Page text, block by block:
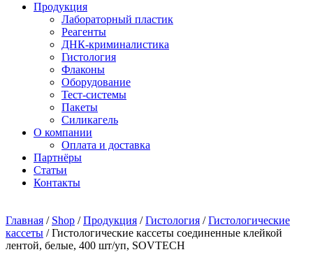
Продукция
Лабораторный пластик
Реагенты
ДНК-криминалистика
Гистология
Флаконы
Оборудование
Тест-системы
Пакеты
Силикагель
О компании
Оплата и доставка
Партнёры
Статьи
Контакты
Главная / Shop /Продукция /Гистология /Гистологические
кассеты /Гистологические кассеты соединенные клейкой
лентой, белые, 400 шт/уп, SOVTECH